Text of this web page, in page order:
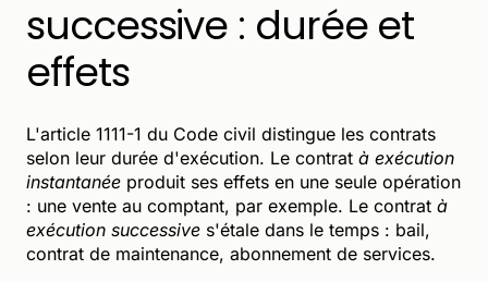
successive : durée et
effets
L'article 1111-1 du Code civil distingue les contrats
selon leur durée d'exécution. Le contrat à exécution
instantanée produit ses effets en une seule opération
: une vente au comptant, par exemple. Le contrat à
exécution successive s'étale dans le temps : bail,
contrat de maintenance, abonnement de services.